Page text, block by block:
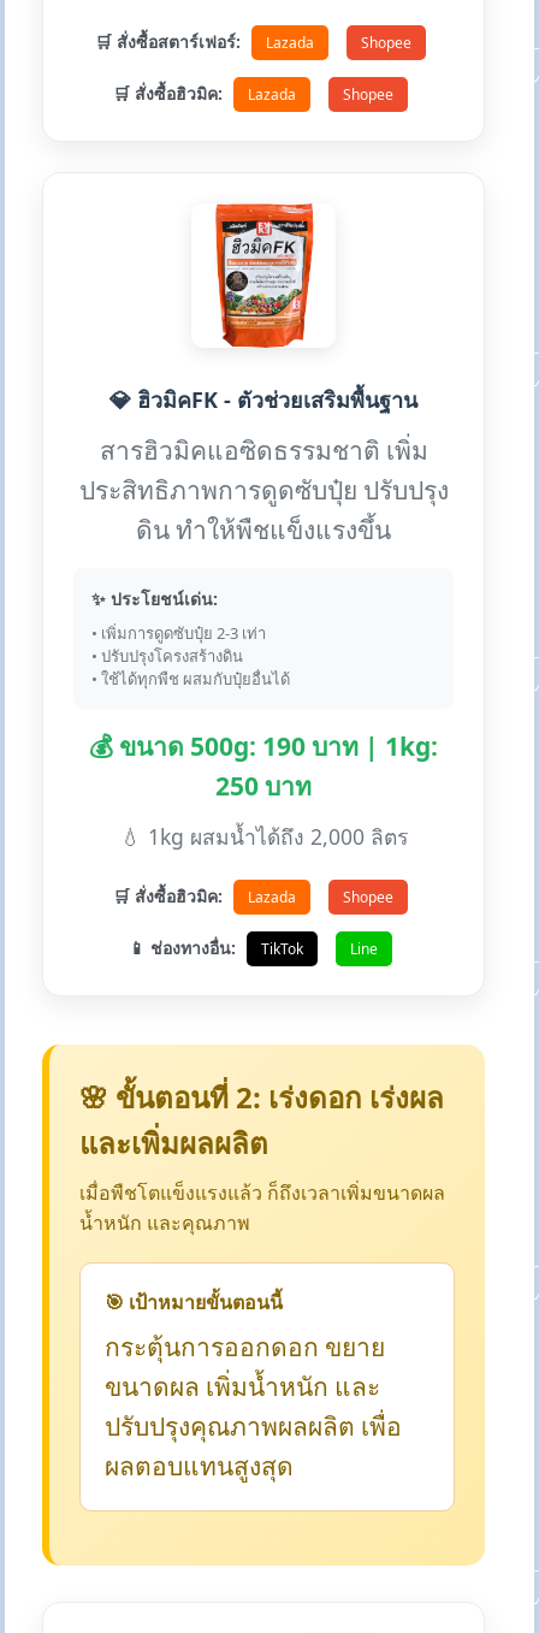
🛒 สั่งซื้อสตาร์เฟอร์: Lazada Shopee
🛒 สั่งซื้อฮิวมิค: Lazada Shopee
💎 ฮิวมิคFK - ตัวช่วยเสริมพื้นฐาน
สารฮิวมิคแอซิดธรรมชาติ เพิ่ม
ประสิทธิภาพการดูดซับปุ๋ย ปรับปรุง
ดิน ทำให้พืชแข็งแรงขึ้น
✨ ประโยชน์เด่น:
• เพิ่มการดูดซับปุ๋ย 2-3 เท่า
• ปรับปรุงโครงสร้างดิน
• ใช้ได้ทุกพืช ผสมกับปุ๋ยอื่นได้
💰 ขนาด 500g: 190 บาท | 1kg:
250 บาท
💧 1kg ผสมน้ำได้ถึง 2,000 ลิตร
🛒 สั่งซื้อฮิวมิค: Lazada Shopee
📱 ช่องทางอื่น: TikTok Line
🌸 ขั้นตอนที่ 2: เร่งดอก เร่งผล
และเพิ่มผลผลิต
เมื่อพืชโตแข็งแรงแล้ว ก็ถึงเวลาเพิ่มขนาดผล
น้ำหนัก และคุณภาพ
🎯 เป้าหมายขั้นตอนนี้
กระตุ้นการออกดอก ขยาย
ขนาดผล เพิ่มน้ำหนัก และ
ปรับปรุงคุณภาพผลผลิต เพื่อ
ผลตอบแทนสูงสุด